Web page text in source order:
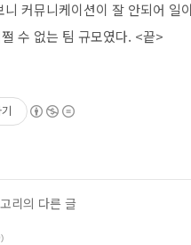
커뮤니케이션이 잘 안되어
수 없는 팀 규모였다. <끝>
리의 다른 글